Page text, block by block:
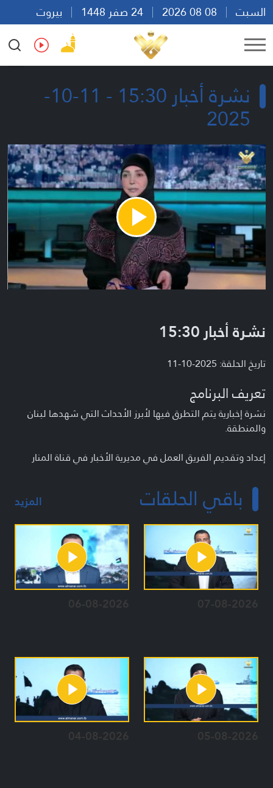
السبت
بيروت
08:23
Ar En Fr Es
نشرة أخبار 15:30 - 11-10-
2025
Play
Video
نشرة أخبار 15:30
تاريخ الحلقة: 2025-10-11
تعريف البرنامج
نشرة إخبارية يتم التطرق فيها لأبرز الأحداث التي شهدها لبنان
والمنطقة.
إعداد وتقديم الفريق العمل في مديرية الأخبار في قناة المنار
باقي الحلقات المزيد
07-08-2026
06-08-2026
05-08-2026
04-08-2026